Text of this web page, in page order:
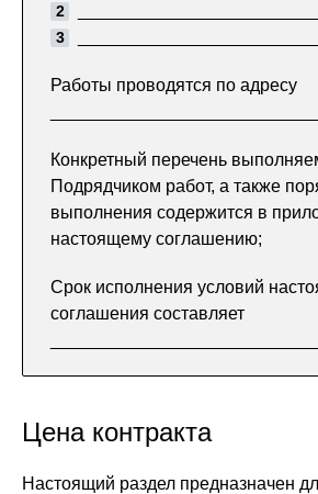
Работы проводятся по адресу
Конкретный перечень
Подрядчиком работ, а также
выполнения содержится в
настоящему соглашению;
Срок исполнения условий
соглашения составляет
Цена контракта
Настоящий раздел предназначен